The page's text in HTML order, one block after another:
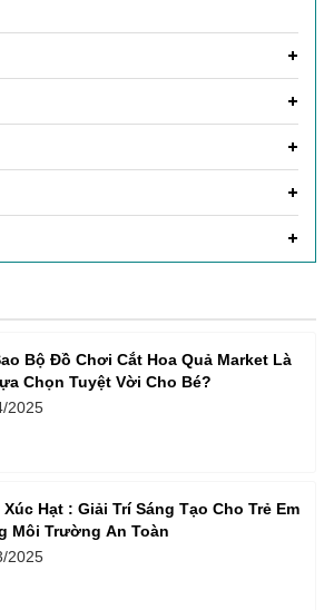
Bộ Đồ Chơi Cắt Hoa Quả Market Là
Chọn Tuyệt Vời Cho Bé?
2025
Xúc Hạt : Giải Trí Sáng Tạo Cho Trẻ Em
Môi Trường An Toàn
2025